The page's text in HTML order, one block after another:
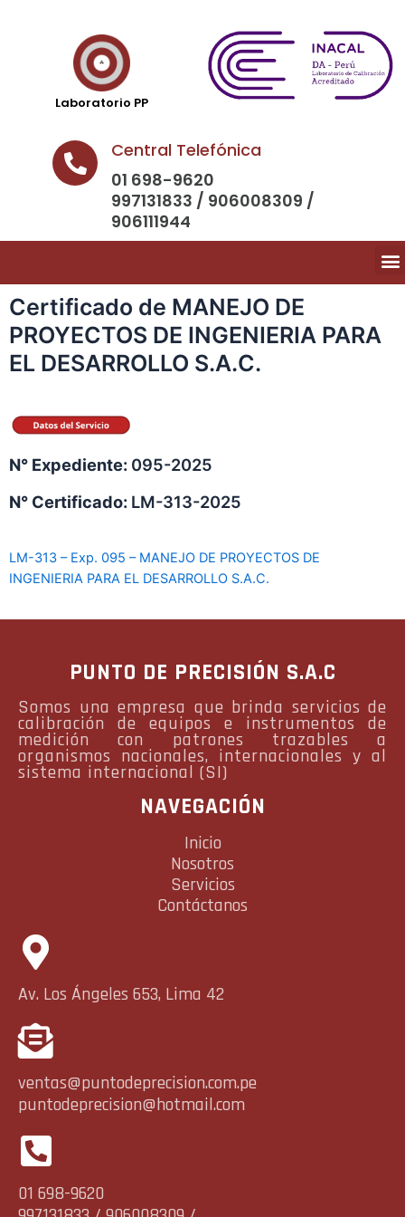
Laboratorio PP
Central Telefónica
01 698-9620
997131833 / 906008309 /
906111944
Certificado de MANEJO DE
PROYECTOS DE INGENIERIA PARA
EL DESARROLLO S.A.C.
N° Expediente: 095-2025
N° Certificado: LM-313-2025
LM-313 – Exp. 095 – MANEJO DE PROYECTOS DE
INGENIERIA PARA EL DESARROLLO S.A.C.
PUNTO DE PRECISIÓN S.A.C
Somos una empresa que brinda servicios de
calibración de equipos e instrumentos de
medición con patrones trazables a
organismos nacionales, internacionales y al
sistema internacional (SI)
NAVEGACIÓN
Inicio
Nosotros
Servicios
Contáctanos
Av. Los Ángeles 653, Lima 42
ventas@puntodeprecision.com.pe
puntodeprecision@hotmail.com
01 698-9620